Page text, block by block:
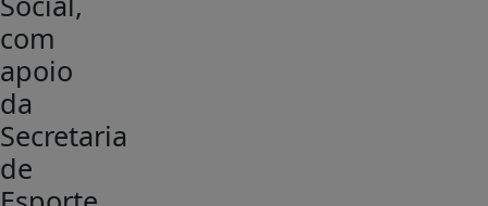
com
apoio
da
Secretaria
de